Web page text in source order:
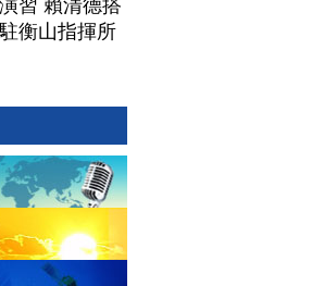
習 賴清德搭
衡山指揮所